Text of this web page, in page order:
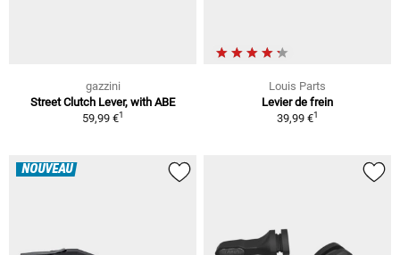
gazzini
Street Clutch Lever, with ABE
59,99 €1
Louis Parts
Levier de frein
39,99 €1
NOUVEAU